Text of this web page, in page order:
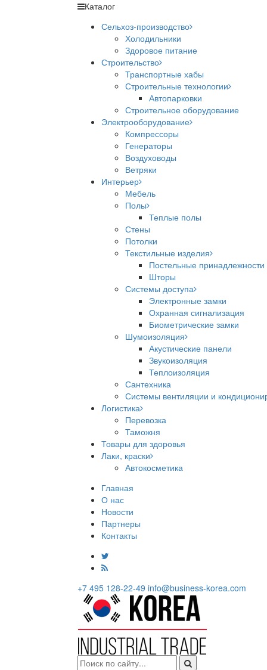
Каталог
Сельхоз-производство
Холодильники
Здоровое питание
Строительство
Транспортные хабы
Строительные технологии
Автопарковки
Строительное оборудование
Электрооборудование
Компрессоры
Генераторы
Воздуховоды
Ветряки
Интерьер
Мебель
Полы
Теплые полы
Стены
Потолки
Текстильные изделия
Постельные принадлежности
Шторы
Системы доступа
Электронные замки
Охранная сигнализация
Биометрические замки
Шумоизоляция
Акустические панели
Звукоизоляция
Теплоизоляция
Сантехника
Системы вентиляции и
Логистика
Перевозка
Таможня
Товары для здоровья
Лаки, краски
Автокосметика
Главная
О нас
Новости
Партнеры
Контакты
+7 495 128-22-49 info@business-korea.com